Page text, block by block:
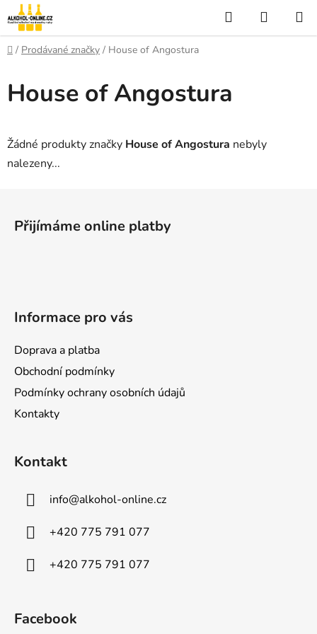
Přejít
na
obsah
Hledat
KOŠÍK
Domů
/ Prodávané značky / House of Angostura
House of Angostura
Žádné produkty značky House of Angostura nebyly
nalezeny...
Přijímáme online platby
Informace pro vás
Doprava a platba
Obchodní podmínky
Podmínky ochrany osobních údajů
Kontakty
Kontakt
info@alkohol-online.cz
+420 775 791 077
+420 775 791 077
Facebook